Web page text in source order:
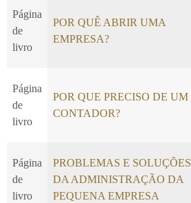
Página
de
livro
POR QUÊ ABRIR UMA
EMPRESA?
Página
de
livro
POR QUE PRECISO DE UM
CONTADOR?
Página
de
livro
PROBLEMAS E SOLUÇÕES
DA ADMINISTRAÇÃO DA
PEQUENA EMPRESA